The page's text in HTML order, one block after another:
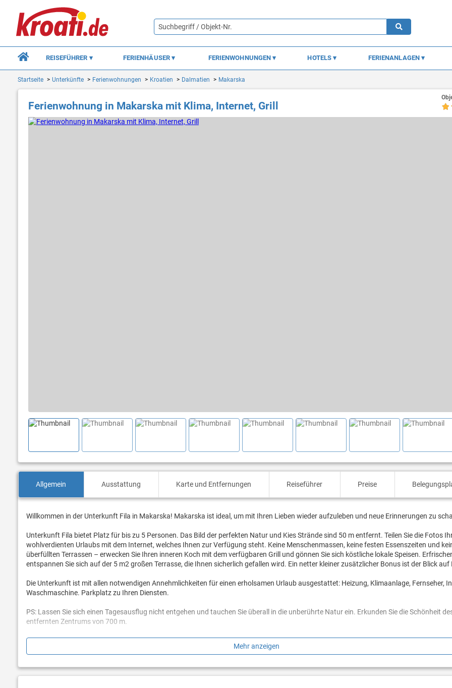
REISEFÜHRER FERIENHÄUSER FERIENWOHNUNGEN HOTELS FERIENANLAGEN
Startseite Unterkünfte Ferienwohnungen Kroatien Dalmatien Makarska
Ferienwohnung in Makarska mit Klima, Internet, Grill
Allgemein Ausstattung Karte und Entfernungen Reiseführer Preise
Willkommen in der Unterkunft Fila in Makarska! Makarska ist ideal, um mit Ihren Lieben wieder aufzuleben und neue Erinnerungen zu
Unterkunft Fila bietet Platz für bis zu 5 Personen. Das Bild der perfekten Natur und Kies Strände sind 50 m entfernt. Teilen Sie die Fotos
wohlverdienten Urlaubs mit dem Internet, welches Ihnen zur Verfügung steht. Keine Menschenmassen, keine festen Essenszeiten und
überfüllten Terrassen – erwecken Sie Ihren inneren Koch mit dem verfügbaren Grill und gönnen Sie sich köstliche lokale Speisen.
entspannen Sie sich auf der 5 m2 großen Terrasse, die Ihnen sicherlich gefallen wird. Ein netter kleiner zusätzlicher Bonus ist der Blick auf
Die Unterkunft ist mit allen notwendigen Annehmlichkeiten für einen erholsamen Urlaub ausgestattet: Heizung, Klimaanlage, Fernseher,
Waschmaschine. Parkplatz zu Ihren Diensten.
PS: Lassen Sie sich einen Tagesausflug nicht entgehen und tauchen Sie überall in die unberührte Natur ein. Erkunden Sie die Schönheit
entfernten Zentrums von 700 m.
Sind Sie bereit, Ihren Traumurlaub Wirklichkeit werden zu lassen? Buchen Sie Unterkunft Fila, solange noch verfügbar.
Mehr anzeigen